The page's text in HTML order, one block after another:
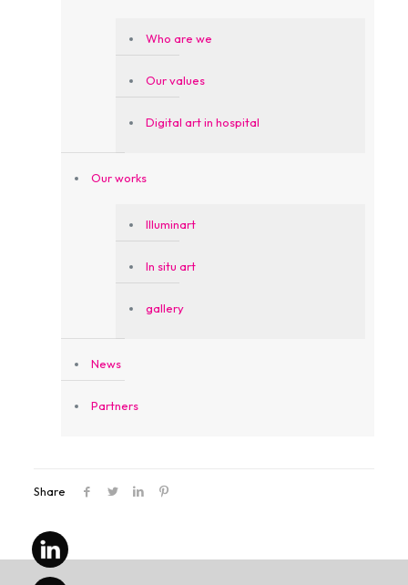
Who are we
Our values
Digital art in hospital
Our works
Illuminart
In situ art
gallery
News
Partners
Share